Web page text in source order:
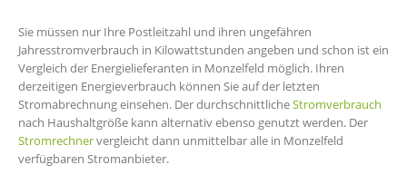
Sie müssen nur Ihre Postleitzahl und ihren ungefähren
Jahresstromverbrauch in Kilowattstunden angeben und schon ist ein
Vergleich der Energielieferanten in Monzelfeld möglich. Ihren
derzeitigen Energieverbrauch können Sie auf der letzten
Stromabrechnung einsehen. Der durchschnittlicheStromverbrauch
nach Haushaltgröße kann alternativ ebenso genutzt werden. Der
Stromrechnervergleicht dann unmittelbar alle in Monzelfeld
verfügbaren Stromanbieter.